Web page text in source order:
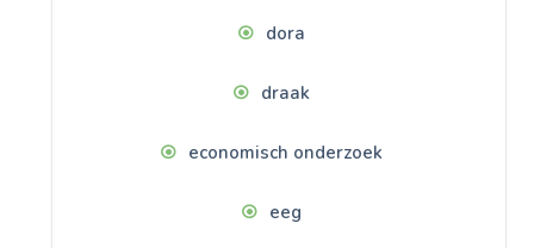
dora
draak
economisch onderzoek
eeg